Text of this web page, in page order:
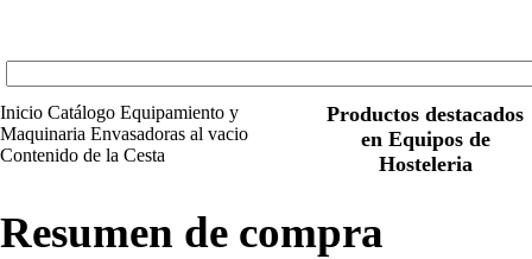
Inicio Catálogo Equipamiento y
Maquinaria Envasadoras al vacio
Contenido de la Cesta
Productos destacados
en Equipos de
Hosteleria
Resumen de compra